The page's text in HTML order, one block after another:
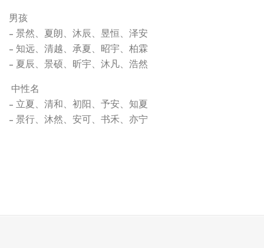
男孩
- 景然、夏朗、沐辰、昱恒、泽安
- 知远、清越、承夏、昭宇、柏霖
- 夏辰、景硕、昕宇、沐凡、浩然
中性名
- 立夏、清和、初阳、予安、知夏
- 景行、沐然、安可、书禾、亦宁